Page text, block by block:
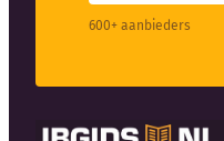
600+ aanbieders